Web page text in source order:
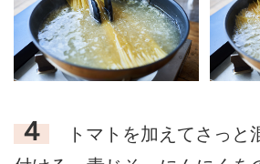
４
トマトを加えてさっと